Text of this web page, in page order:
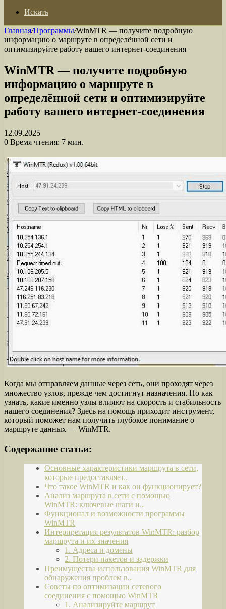
Искать
Главная/Программы/WinMTR — получите подробную
информацию о маршруте в определённой сети и
оптимизируйте работу вашего интернет-соединения
WinMTR — получите подробную
информацию о маршруте в
определённой сети и оптимизируйте
работу вашего интернет-соединения
12.09.2025
0 Время чтения: 7 мин.
Когда мы отправляем данные через сеть, они проходят через
множество узлов, прежде чем достигнут назначения. Но как
узнать, какие именно узлы влияют на скорость и стабильность
нашего соединения? Здесь на помощь приходит инструмент,
который поможет нам получить глубокое понимание о
маршруте данных — WinMTR.
Содержание статьи:
Основные характеристики маршрута в сети,
которые предоставляет..
Что такое WinMTR и как он функционирует?
Анализ маршрута в сети с помощью
WinMTR: ключевые шаги и..
Функционал и возможности программы
WinMTR
Интерпретация результатов WinMTR: разбор
маршрута и их значения
1. Адреса и домены
2. Потери пакетов и задержки
Преимущества использования WinMTR для
обнаружения проблем в..
Советы по оптимизации сетевого
соединения с помощью WinMTR
1. Анализируйте маршрут